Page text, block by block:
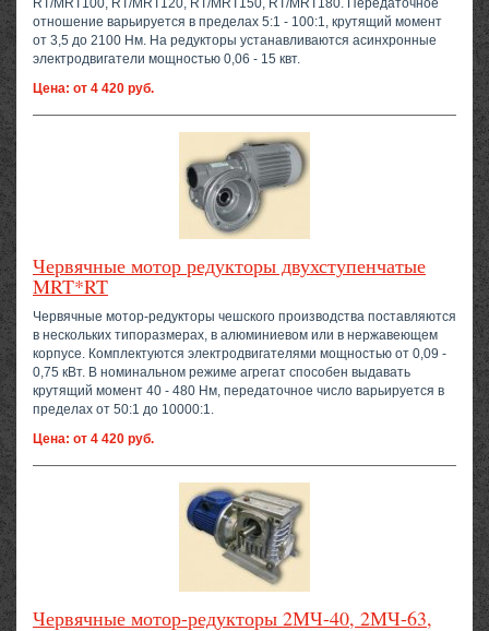
RT/MRT100, RT/MRT120, RT/MRT150, RT/MRT180. Передаточное
отношение варьируется в пределах 5:1 - 100:1, крутящий момент
от 3,5 до 2100 Нм. На редукторы устанавливаются асинхронные
электродвигатели мощностью 0,06 - 15 квт.
Цена: от 4 420 руб.
Червячные мотор редукторы двухступенчатые
MRT*RT
Червячные мотор-редукторы чешского производства поставляются
в нескольких типоразмерах, в алюминиевом или в нержавеющем
корпусе. Комплектуются электродвигателями мощностью от 0,09 -
0,75 кВт. В номинальном режиме агрегат способен выдавать
крутящий момент 40 - 480 Нм, передаточное число варьируется в
пределах от 50:1 до 10000:1.
Цена: от 4 420 руб.
Червячные мотор-редукторы 2МЧ-40, 2МЧ-63,